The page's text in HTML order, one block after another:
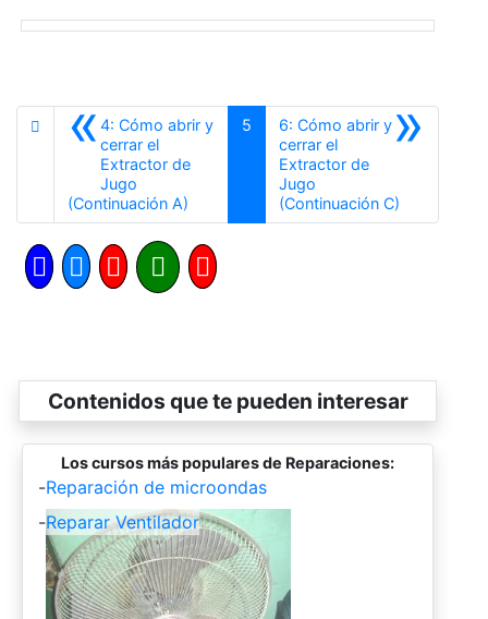
«4: Cómo abrir y
cerrar el
Extractor de
Jugo
(Continuación A)
5 »
6: Cómo abrir y
cerrar el
Extractor de
Jugo
(Continuación C)Siguiente
Contenidos que te pueden interesar
Los cursos más populares de Reparaciones:
-Reparación de microondas
-Reparar Ventilador